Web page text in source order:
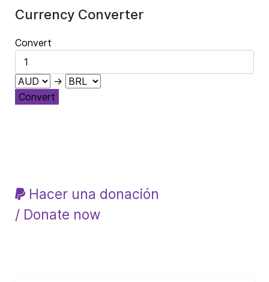
Currency Converter
Convert
→
Convert
Hacer una donación
/ Donate now